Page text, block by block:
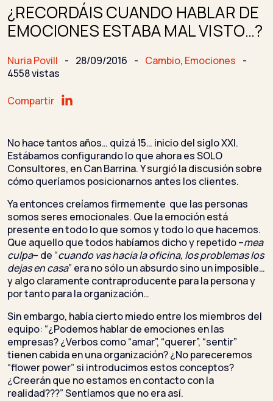
¿RECORDÁIS CUANDO HABLAR DE
EMOCIONES ESTABA MAL VISTO…?
Nuria Povill - 28/09/2016 - Cambio, Emociones -
4558 vistas
Compartir
No hace tantos años… quizá 15… inicio del siglo XXI.
Estábamos configurando lo que ahora es SOLO
Consultores, en Can Barrina. Y surgió la discusión sobre
cómo queríamos posicionarnos antes los clientes.
Ya entonces creíamos firmemente que las personas
somos seres emocionales. Que la emoción está
presente en todo lo que somos y todo lo que hacemos.
Que aquello que todos habíamos dicho y repetido –mea
culpa– de “cuando vas hacia la oficina, los problemas los
dejas en casa” era no sólo un absurdo sino un imposible…
y algo claramente contraproducente para la persona y
por tanto para la organización…
Sin embargo, había cierto miedo entre los miembros del
equipo: “¿Podemos hablar de emociones en las
empresas? ¿Verbos como “amar”, “querer”, “sentir”
tienen cabida en una organización? ¿No pareceremos
“flower power” si introducimos estos conceptos?
¿Creerán que no estamos en contacto con la
realidad???” Sentíamos que no era así.